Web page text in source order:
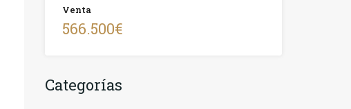
Venta
566.500€
Categorías